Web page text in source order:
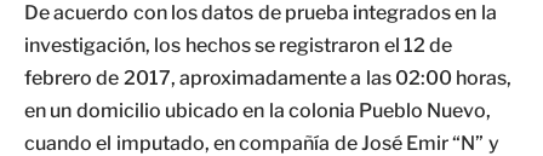
De acuerdo con los datos de prueba integrados en la
investigación, los hechos se registraron el 12 de
febrero de 2017, aproximadamente a las 02:00 horas,
en un domicilio ubicado en la colonia Pueblo Nuevo,
cuando el imputado, en compañía de José Emir “N” y